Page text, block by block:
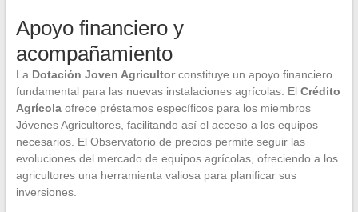
Apoyo financiero y
acompañamiento
La Dotación Joven Agricultorconstituye un apoyo financiero
fundamental para las nuevas instalaciones agrícolas. El Crédito
Agrícolaofrece préstamos específicos para los miembros
Jóvenes Agricultores, facilitando así el acceso a los equipos
necesarios. El Observatorio de precios permite seguir las
evoluciones del mercado de equipos agrícolas, ofreciendo a los
agricultores una herramienta valiosa para planificar sus
inversiones.